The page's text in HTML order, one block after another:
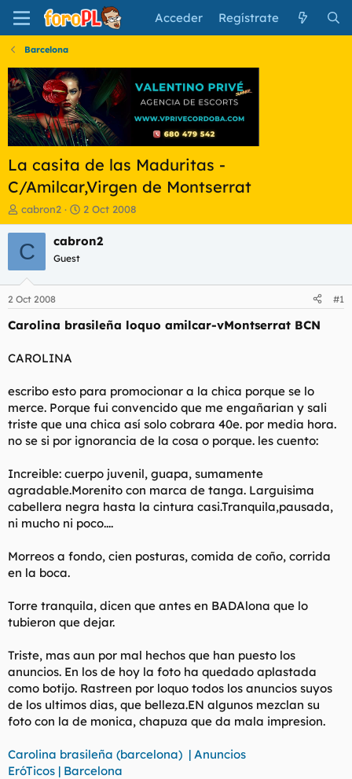
Acceder Regístrate
Barcelona
La casita de las Maduritas -
C/Amilcar,Virgen de Montserrat
I
n
i
c
a
o
r
l
e
m
a
cabron2
F
e
c
i
n
2 Oct 2008
C cabron2
Guest
2 Oct 2008 #1
Carolina brasileña loquo amilcar-vMontserrat BCN
CAROLINA
escribo esto para promocionar a la chica porque se lo
merce. Porque fui convencido que me engañarian y sali
triste que una chica así solo cobrara 40e. por media hora.
no se si por ignorancia de la cosa o porque. les cuento:
Increible: cuerpo juvenil, guapa, sumamente
agradable.Morenito con marca de tanga. Larguisima
cabellera negra hasta la cintura casi.Tranquila,pausada,
ni mucho ni poco....
Morreos a fondo, cien posturas, comida de coño, corrida
en la boca.
Torre tranquila, dicen que antes en BADAlona que lo
tubieron que dejar.
Triste, mas aun por mal hechos que han puesto los
anuncios. En los de hoy la foto ha quedado aplastada
como botijo. Rastreen por loquo todos los anuncios suyos
de los ultimos dias, que belleza.EN algunos mezclan su
foto con la de monica, chapuza que da mala impresion.
Carolina brasileña (barcelona) | Anuncios
EróTicos | Barcelona